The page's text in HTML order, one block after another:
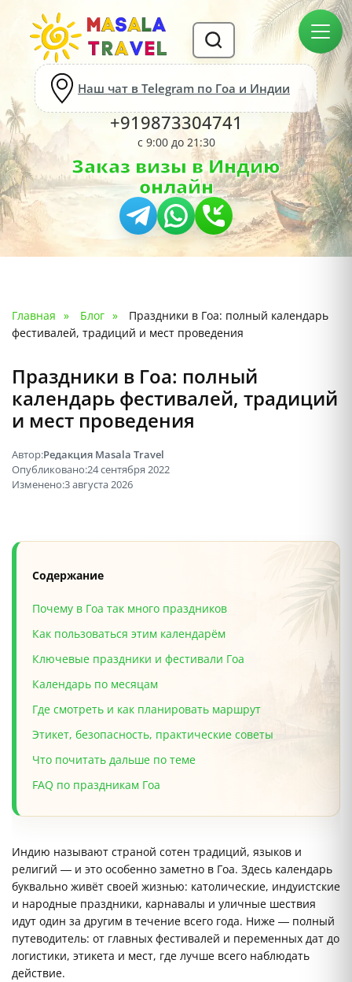
Наш чат в Telegram по Гоа и Индии
+919873304741
с 9:00 до 21:30
Заказ визы в Индию
онлайн
Главная Блог
Праздники в Гоа: полный календарь
фестивалей, традиций и мест проведения
Праздники в Гоа: полный
календарь фестивалей, традиций
и мест проведения
Автор:Редакция Masala Travel
Опубликовано:24 сентября 2022
Изменено:3 августа 2026
Содержание
Почему в Гоа так много праздников
Как пользоваться этим календарём
Ключевые праздники и фестивали Гоа
Календарь по месяцам
Где смотреть и как планировать маршрут
Этикет, безопасность, практические советы
Что почитать дальше по теме
FAQ по праздникам Гоа
Индию называют страной сотен традиций, языков и
религий — и это особенно заметно в Гоа. Здесь календарь
буквально живёт своей жизнью: католические, индуистские
и народные праздники, карнавалы и уличные шествия
идут один за другим в течение всего года. Ниже — полный
путеводитель: от главных фестивалей и переменных дат до
логистики, этикета и мест, где лучше всего наблюдать
действие.